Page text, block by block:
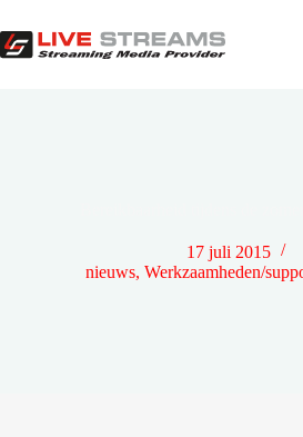
naar
de
17 juli 2015
nieuws, Werkzaamheden/